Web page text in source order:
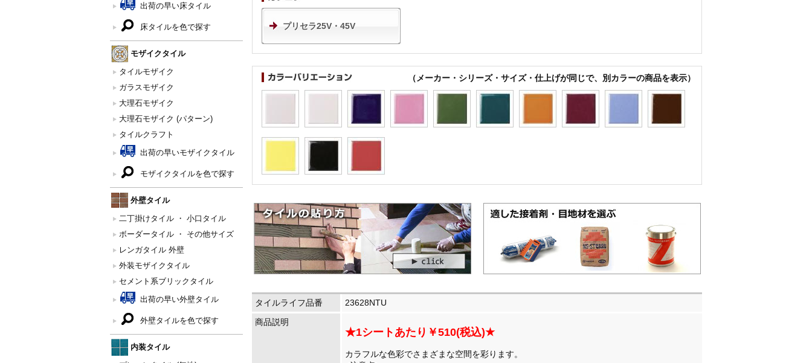
出荷の早い床タイル
床タイルを色で探す
モザイクタイル
タイルモザイク
ガラスモザイク
大理石モザイク
大理石モザイク (パターン)
タイルクラフト
出荷の早いモザイクタイル
モザイクタイルを色で探す
外壁タイル
二丁掛けタイル ・ 小口タイル
ボーダータイル ・ その他サイズ
レンガタイル 外壁
外装モザイクタイル
セメント系ブリックタイル
出荷の早い外壁タイル
外壁タイルを色で探す
内装タイル
プリセラ25V・45V
（メーカー・シリーズ・サイズ・仕上げが同じで、別カラーの商品を表示）
タイルライフ品番
23628NTU
商品説明
★1シートあたり￥510(税込)★
カラフルな色彩でさまざまな空間を彩ります。